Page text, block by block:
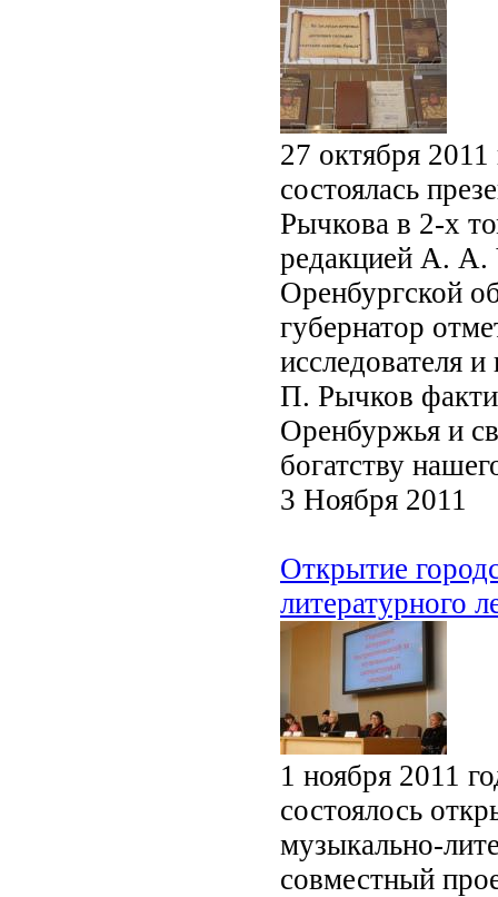
27 октября
состоялась
Рычкова в 2-х
редакцией А. А.
Оренбургской
губернатор
исследователя
П. Рычков
Оренбуржья и
богатству
3 Ноября 2011
Открытие
литературного
1 ноября 2011
состоялось
музыкально-
совместный